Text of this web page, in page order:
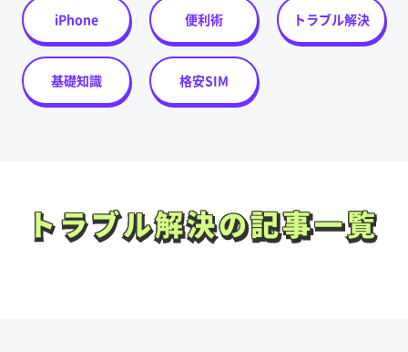
iPhone 便利術 トラブル解決
基礎知識 格安SIM
トラブル解決の記事一覧
トラブル解決の記事一覧